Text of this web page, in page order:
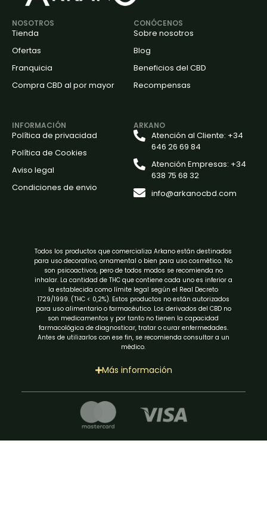
NOSOTROS
Tienda
Ofertas
Franquicia
Compra CBD al por mayor
CONÓCENOS
Sobre nosotros
Blog
Beneficios del CBD
Recompensas
INFORMACIÓN
Política de privacidad
Política de Cookies
Aviso legal
Condiciones de envio
ARKANO
Atención al Cliente: +34
646 26 69 84
Atención Empresas: +34
638 75 68 32
info@arkanocbd.com
Todos los productos que comercializa Arkano están destinados
para uso decorativo, ornamental o bien para uso cosmético. No
son psicoactivos, pero de todos modos se recomienda no
inhalar. La cantidad de THC que contiene cada uno es inferior a
la establecida como límite legal según el Real Decreto
1729/1999. (THC < 0,2%). Estos productos no están autorizados
para uso alimentario o farmacéutico. Los derivados del CBD no
son medicamentos y por tanto no tienen la capacidad
farmacológica de diagnosticar, tratar o curar enfermedades.
Antes de utilizarlos con ese fin, se recomienda consultar a un
médico.
Más información